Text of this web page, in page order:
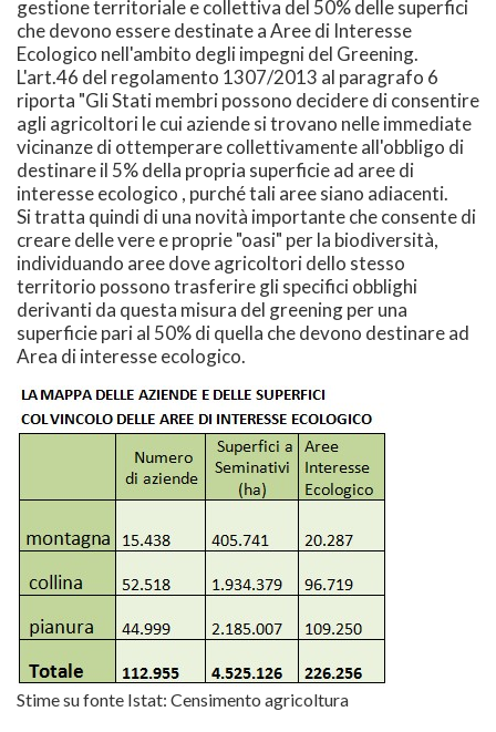
gestione territoriale e collettiva del 50% delle superfici
che devono essere destinate a Aree di Interesse
Ecologico nell'ambito degli impegni del Greening.
L'art.46 del regolamento 1307/2013 al paragrafo 6
riporta "Gli Stati membri possono decidere di consentire
agli agricoltori le cui aziende si trovano nelle immediate
vicinanze di ottemperare collettivamente all'obbligo di
destinare il 5% della propria superficie ad aree di
interesse ecologico , purché tali aree siano adiacenti.
Si tratta quindi di una novità importante che consente di
creare delle vere e proprie "oasi" per la biodiversità,
individuando aree dove agricoltori dello stesso
territorio possono trasferire gli specifici obblighi
derivanti da questa misura del greening per una
superficie pari al 50% di quella che devono destinare ad
Area di interesse ecologico.
Stime su fonte Istat: Censimento agricoltura